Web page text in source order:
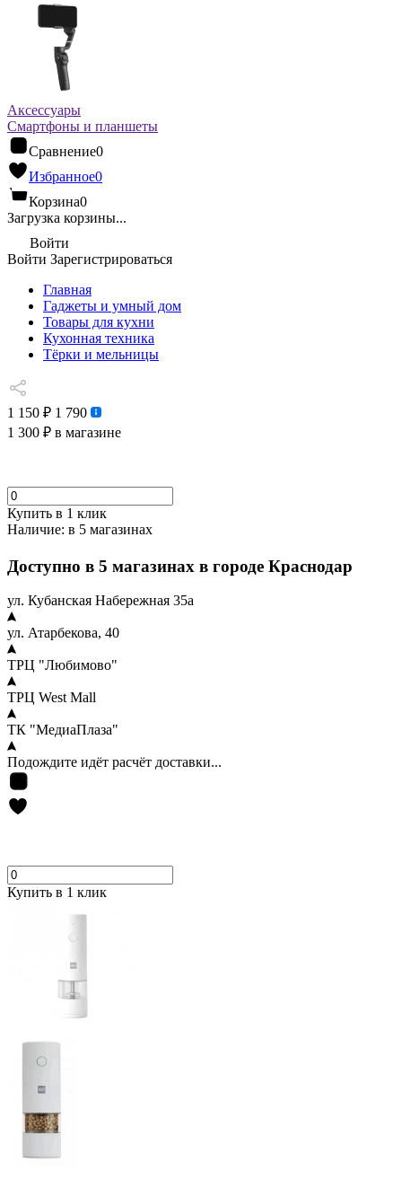
Аксессуары
Смартфоны и планшеты
Сравнение0
Избранное0
Корзина0
Загрузка корзины...
Войти
Войти Зарегистрироваться
Главная
Гаджеты и умный дом
Товары для кухни
Кухонная техника
Тёрки и мельницы
1 150 ₽ 1 790
1 300 ₽ в магазине
Купить в 1 клик
Наличие: в 5 магазинах
Доступно в 5 магазинах в городе Краснодар
ул. Кубанская Набережная 35а
ул. Атарбекова, 40
ТРЦ "Любимово"
ТРЦ West Mall
ТК "МедиаПлаза"
Подождите идёт расчёт доставки...
Купить в 1 клик